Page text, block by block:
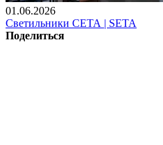
01.06.2026
Светильники СЕТА | SETA
Поделиться